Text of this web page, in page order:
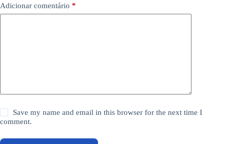
Adicionar comentário *
Save my name and email in this browser for the next time I
comment.